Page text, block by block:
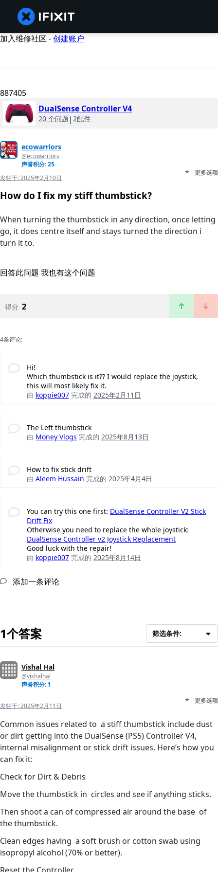
加入维修社区 -创建账户
887405
DualSense Controller V4
20 个问题 | 2配件
ecowarriors
@ecowarriors
声誉积分: 25
发帖于:2025年2月10日
更多选项
How do I fix my stiff thumbstick?
When turning the thumbstick in any direction, once letting
go, it does centre itself and stays turned the direction i
turn it to.
回答此问题 我也有这个问题
得分 2
4条评论:
Hi!
Which thumbstick is it?? I would replace the joystick,
this will most likely fix it.
由 koppie007 完成的 2025年2月11日
The Left thumbstick
由 Money Vlogs 完成的 2025年8月13日
How to fix stick drift
由 Aleem Hussain 完成的 2025年4月4日
You can try this one first: DualSense Controller V2 Stick
Drift Fix
Otherwise you need to replace the whole joystick:
DualSense Controller v2 Joystick Replacement
Good luck with the repair!
由 koppie007 完成的 2025年8月14日
添加一条评论
1个答案 筛选条件:
Vishal Hal
@vishalhal
声誉积分: 1
发帖于:2025年2月11日
更多选项
Common issues related to a stiff thumbstick include dust
or dirt getting into the DualSense (PS5) Controller V4,
internal misalignment or stick drift issues. Here’s how you
can fix it:
Check for Dirt & Debris
Move the thumbstick in circles and see if anything sticks.
Then shoot a can of compressed air around the base of
the thumbstick.
Clean edges having a soft brush or cotton swab using
isopropyl alcohol (70% or better).